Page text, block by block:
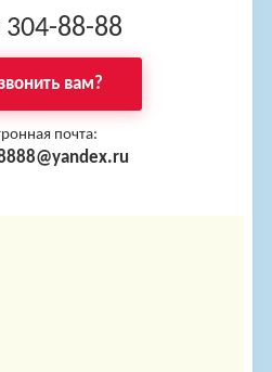
304-88-88
вам?
почта: